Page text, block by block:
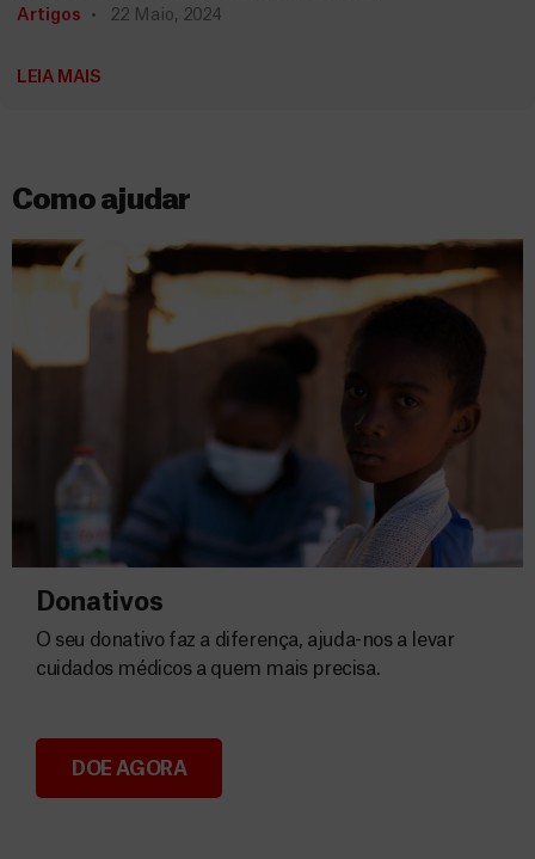
Artigos 22 Maio, 2024
LEIA MAIS
Como ajudar
Donativos
Donativos
O seu donativo faz a diferença, ajuda-nos a levar
cuidados médicos a quem mais precisa.
DOE AGORA